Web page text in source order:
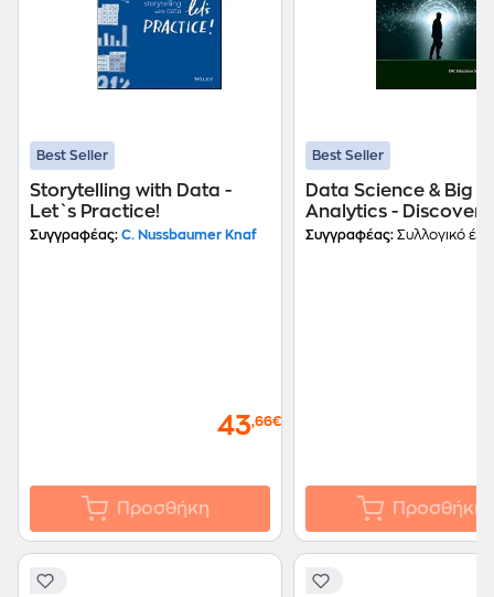
Best Seller
Storytelling with Data -
Let`s Practice!
Συγγραφέας: C. Nussbaumer Knaf
43,66€
Προσθήκη
Best Seller
Data Science & Big
Analytics -
nalyzing, Visualizing
Συγγραφέας: Συλλογικό
Προσθήκη